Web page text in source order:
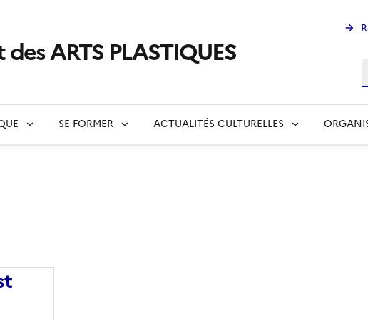
ARTS PLASTIQUES
SE FORMER ACTUALITÉS CULTURELLES